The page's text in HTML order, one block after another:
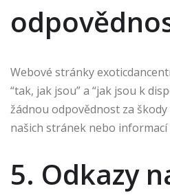
Webové stránky
“tak, jak jsou” a “jak jsou k
žádnou odpovědnost za
našich stránek nebo informací
5. Odkazy